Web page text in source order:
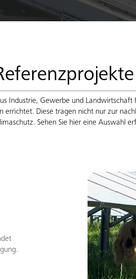
Industrie, Gewerbe und Landwirtschaft
errichtet. Diese tragen nicht nur zur
Sehen Sie hier eine Auswahl